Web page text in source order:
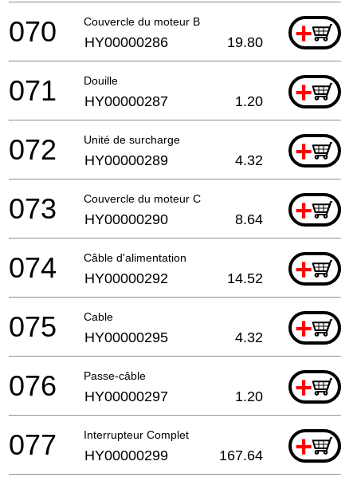
Couvercle du moteur B +
070 HY00000286 19.80
Douille +
071 HY00000287 1.20
Unité de surcharge +
072 HY00000289 4.32
Couvercle du moteur C +
073 HY00000290 8.64
Câble d'alimentation +
074 HY00000292 14.52
Cable +
075 HY00000295 4.32
Passe-câble +
076 HY00000297 1.20
Interrupteur Complet +
077 HY00000299 167.64